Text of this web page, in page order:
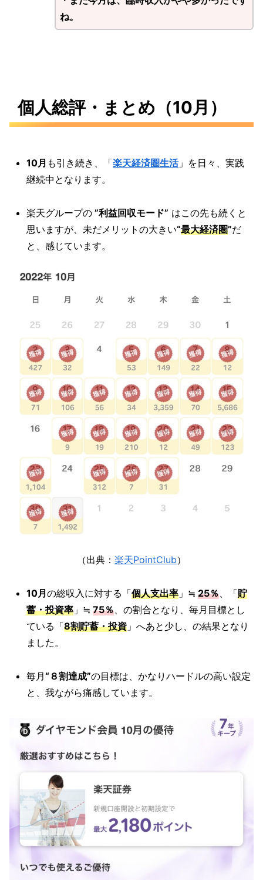
ね。
個人総評・まとめ（10月）
10月 も引き続き、「楽天経済圏生活」を日々、実践
継続中となります。
楽天グループの ”利益回収モード” はこの先も続くと
思いますが、未だメリットの大きい“最大経済圏”だ
と、感じています。
（出典： 楽天PointClub）
10月の総収入に対する「個人支出率 」 ≒25％、「貯
蓄・投資率 」 ≒75％、の割合となり、毎月目標とし
ている「8割貯蓄・投資 」へあと少し、の結果となり
ました。
毎月“８割達成”の目標は、かなりハードルの高い設定
と、我ながら痛感しています。